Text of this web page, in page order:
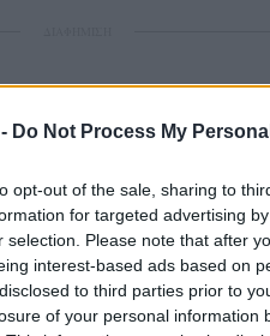
Do Not Process My
opt-out of the sale, sharing to
for targeted advertising
selection. Please note that after
interest-based ads based on
to third parties prior to
of your personal information
έμπρακτης
μπορεί να παίξει
και ειδικά